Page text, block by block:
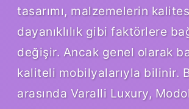
tasarımı, malzemelerin
dayanıklılık gibi faktörlere
değişir. Ancak genel olarak
kaliteli mobilyalarıyla bilinir.
arasında Varalli Luxury,